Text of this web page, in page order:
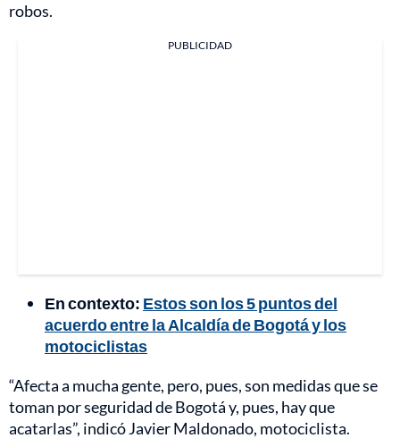
robos.
PUBLICIDAD
En contexto: Estos son los 5 puntos del
acuerdo entre la Alcaldía de Bogotá y los
motociclistas
“Afecta a mucha gente, pero, pues, son medidas que se
toman por seguridad de Bogotá y, pues, hay que
acatarlas”, indicó Javier Maldonado, motociclista.